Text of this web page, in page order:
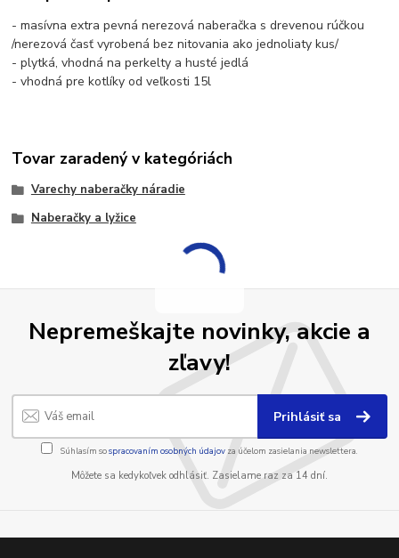
- masívna extra pevná nerezová naberačka s drevenou rúčkou
/nerezová časť vyrobená bez nitovania ako jednoliaty kus/
- plytká, vhodná na perkelty a husté jedlá
- vhodná pre kotlíky od veľkosti 15l
Tovar zaradený v kategóriách
Varechy naberačky náradie
Naberačky a lyžice
Nepremeškajte novinky, akcie a
zľavy!
Prihlásiť sa
Súhlasím sospracovaním osobných údajov za účelom zasielania newslettera.
Môžete sa kedykoľvek odhlásiť. Zasielame raz za 14 dní.